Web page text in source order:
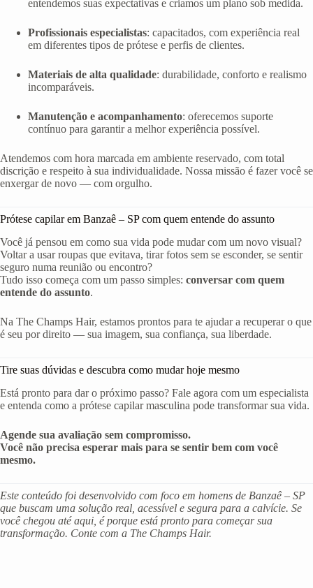
entendemos suas expectativas e criamos um plano sob medida.
Profissionais especialistas: capacitados, com experiência real
em diferentes tipos de prótese e perfis de clientes.
Materiais de alta qualidade: durabilidade, conforto e realismo
incomparáveis.
Manutenção e acompanhamento: oferecemos suporte
contínuo para garantir a melhor experiência possível.
Atendemos com hora marcada em ambiente reservado, com total
discrição e respeito à sua individualidade. Nossa missão é fazer você se
enxergar de novo — com orgulho.
Prótese capilar em Banzaê – SP com quem entende do assunto
Você já pensou em como sua vida pode mudar com um novo visual?
Voltar a usar roupas que evitava, tirar fotos sem se esconder, se sentir
seguro numa reunião ou encontro?
Tudo isso começa com um passo simples: conversar com quem
entende do assunto.
Na The Champs Hair, estamos prontos para te ajudar a recuperar o que
é seu por direito — sua imagem, sua confiança, sua liberdade.
Tire suas dúvidas e descubra como mudar hoje mesmo
Está pronto para dar o próximo passo? Fale agora com um especialista
e entenda como a prótese capilar masculina pode transformar sua vida.
Agende sua avaliação sem compromisso.
Você não precisa esperar mais para se sentir bem com você
mesmo.
Este conteúdo foi desenvolvido com foco em homens de Banzaê – SP
que buscam uma solução real, acessível e segura para a calvície. Se
você chegou até aqui, é porque está pronto para começar sua
transformação. Conte com a The Champs Hair.